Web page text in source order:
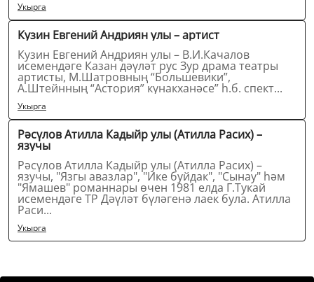
Укырга
Кузин Евгений Андриян улы – артист
Кузин Евгений Андриян улы – В.И.Качалов
исемендәге Казан дәүләт рус Зур драма театры
артисты, М.Шатровның “Большевики”,
А.Штейнның “Астория” кунакханәсе” һ.б. спект...
Укырга
Рәсүлов Атилла Кадыйр улы (Атилла Расих) –
язучы
Рәсүлов Атилла Кадыйр улы (Атилла Расих) –
язучы, "Язгы авазлар", "Ике буйдак", "Сынау" һәм
"Ямашев" романнары өчен 1981 елда Г.Тукай
исемендәге ТР Дәүләт бүләгенә лаек була. Атилла
Раси...
Укырга